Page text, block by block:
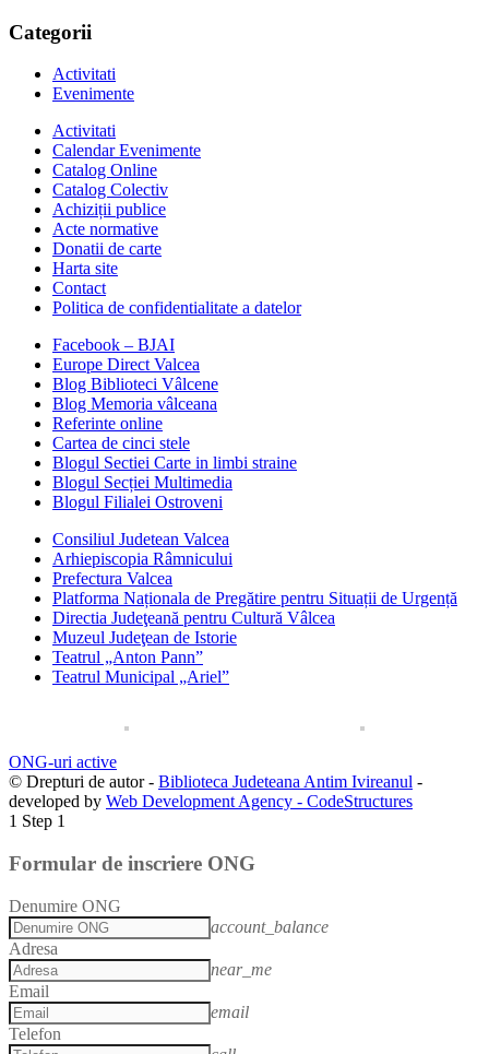
Categorii
Activitati
Evenimente
Activitati
Calendar Evenimente
Catalog Online
Catalog Colectiv
Achiziții publice
Acte normative
Donatii de carte
Harta site
Contact
Politica de confidentialitate a datelor
Facebook – BJAI
Europe Direct Valcea
Blog Biblioteci Vâlcene
Blog Memoria vâlceana
Referinte online
Cartea de cinci stele
Blogul Sectiei Carte in limbi straine
Blogul Secției Multimedia
Blogul Filialei Ostroveni
Consiliul Judetean Valcea
Arhiepiscopia Râmnicului
Prefectura Valcea
Platforma Naționala de Pregătire pentru Situații de Urgență
Directia Judeţeană pentru Cultură Vâlcea
Muzeul Judeţean de Istorie
Teatrul „Anton Pann”
Teatrul Municipal „Ariel”
ONG-uri active
© Drepturi de autor - Biblioteca Judeteana Antim Ivireanul -
developed by Web Development Agency - CodeStructures
1 Step 1
Formular de inscriere ONG
Denumire ONG
account_balance
Adresa
near_me
Email
email
Telefon